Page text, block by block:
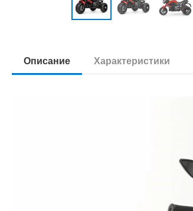
Описание Характеристики